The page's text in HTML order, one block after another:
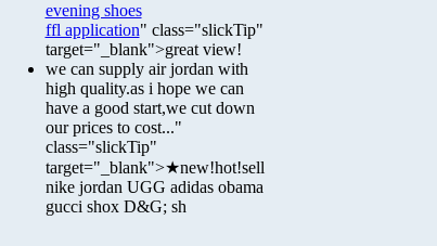
evening shoes
ffl application" class="slickTip"
target="_blank">great view!
we can supply air jordan with
high quality.as i hope we can
have a good start,we cut down
our prices to cost..."
class="slickTip"
target="_blank">★new!hot!sell
nike jordan UGG adidas obama
gucci shox D&G; sh